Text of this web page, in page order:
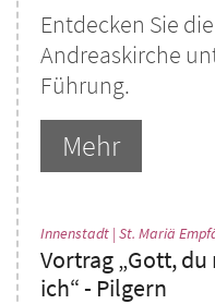
Entdecken Sie
Andreaskirche
Führung.
Mehr
Innenstadt | St. Mariä
Vortrag „Gott,
ich“ - Pilgern